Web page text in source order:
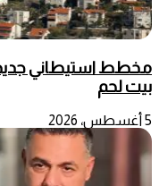
مخطط استيطاني
بيت لحم
5 أغسطس، 2026